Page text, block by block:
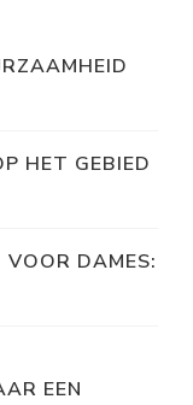
HET GEBIED
DAMES:
EEN